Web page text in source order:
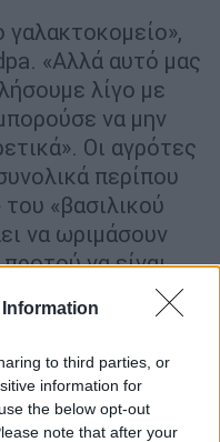
to third parties, or
information for
the below opt-out
note that after your
«Αλλά αυτό μας
λίγο με
να μην
Οι αγρότες
περίπου
«βασιλικού
να ωριμάσουν
να είναι
hard to
impacts of